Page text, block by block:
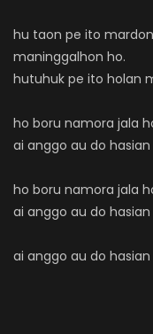
hu taon pe ito
maninggalhon ho.
hutuhuk pe ito holan
ho boru namora jala
ai anggo au do
ho boru namora jala
ai anggo au do
ai anggo au do